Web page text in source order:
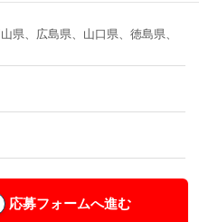
県、広島県、山口県、徳島県、
応募フォームへ進む